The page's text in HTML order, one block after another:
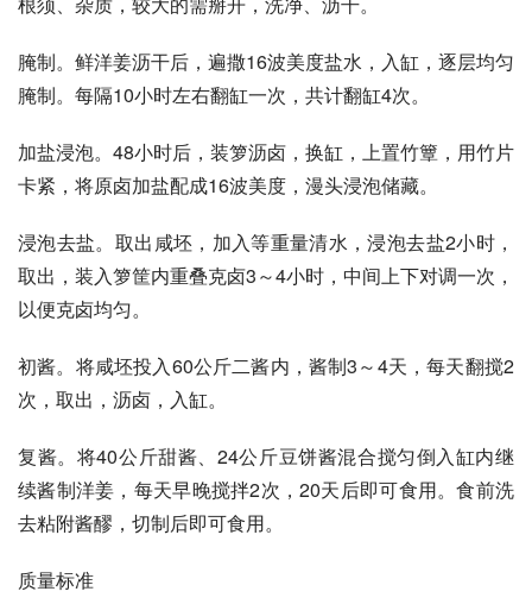
腌制。鲜洋姜沥干后，遍撒16波美度盐水，入缸，逐层均匀
腌制。每隔10小时左右翻缸一次，共计翻缸4次。
加盐浸泡。48小时后，装箩沥卤，换缸，上置竹簟，用竹片
卡紧，将原卤加盐配成16波美度，漫头浸泡储藏。
浸泡去盐。取出咸坯，加入等重量清水，浸泡去盐2小时，
取出，装入箩筐内重叠克卤3～4小时，中间上下对调一次，
以便克卤均匀。
初酱。将咸坯投入60公斤二酱内，酱制3～4天，每天翻搅2
次，取出，沥卤，入缸。
复酱。将40公斤甜酱、24公斤豆饼酱混合搅匀倒入缸内继
续酱制洋姜，每天早晚搅拌2次，20天后即可食用。食前洗
去粘附酱醪，切制后即可食用。
质量标准